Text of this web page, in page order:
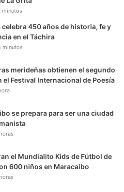
minutos
celebra 450 años de historia, fe y
en el Táchira
minutos
merideñas obtienen el segundo
el Festival Internacional de Poesía
se prepara para ser una ciudad
el Mundialito Kids de Fútbol de
600 niños en Maracaibo